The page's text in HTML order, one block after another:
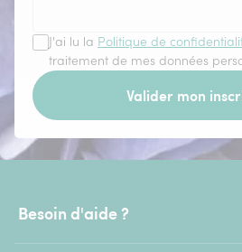
J'ai lu la Politique de
traitement de mes données
Valider mon
Besoin d'aide ?